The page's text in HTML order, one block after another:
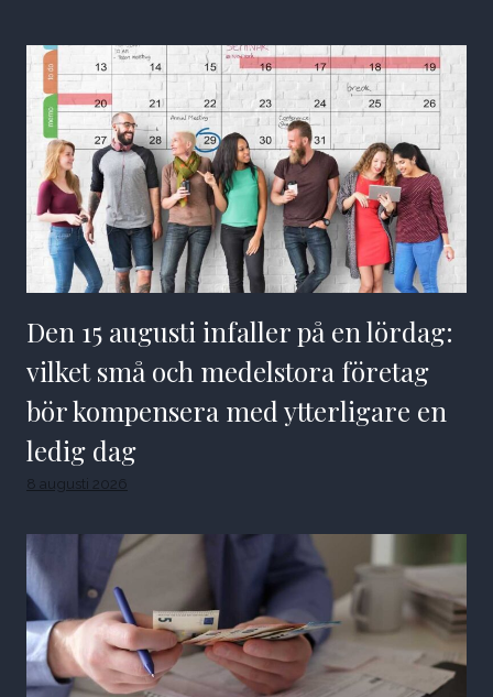
Den 15 augusti infaller på en lördag:
vilket små och medelstora företag
bör kompensera med ytterligare en
ledig dag
8 augusti 2026